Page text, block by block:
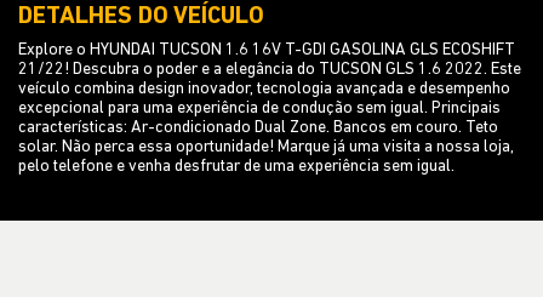
DETALHES DO VEÍCULO
Explore o HYUNDAI TUCSON 1.6 16V T-GDI GASOLINA GLS ECOSHIFT
21/22! Descubra o poder e a elegância do TUCSON GLS 1.6 2022. Este
veículo combina design inovador, tecnologia avançada e desempenho
excepcional para uma experiência de condução sem igual. Principais
características: Ar-condicionado Dual Zone. Bancos em couro. Teto
solar. Não perca essa oportunidade! Marque já uma visita a nossa loja,
pelo telefone e venha desfrutar de uma experiência sem igual.